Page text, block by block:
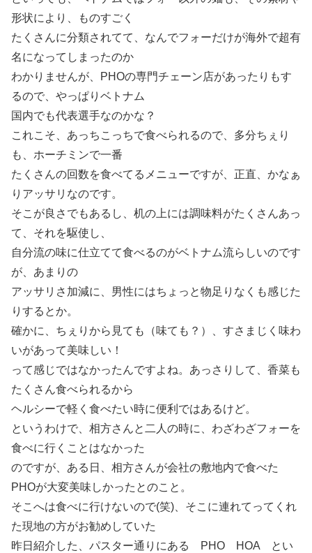
形状により、ものすごく
たくさんに分類されてて、なんでフォーだけが海外で超有
名になってしまったのか
わかりませんが、PHOの専門チェーン店があったりもす
るので、やっぱりベトナム
国内でも代表選手なのかな？
これこそ、あっちこっちで食べられるので、多分ちぇり
も、ホーチミンで一番
たくさんの回数を食べてるメニューですが、正直、かなぁ
りアッサリなのです。
そこが良さでもあるし、机の上には調味料がたくさんあっ
て、それを駆使し、
自分流の味に仕立てて食べるのがベトナム流らしいのです
が、あまりの
アッサリさ加減に、男性にはちょっと物足りなくも感じた
りするとか。
確かに、ちぇりから見ても（味ても？）、すさまじく味わ
いがあって美味しい！
って感じではなかったんですよね。あっさりして、香菜も
たくさん食べられるから
ヘルシーで軽く食べたい時に便利ではあるけど。
というわけで、相方さんと二人の時に、わざわざフォーを
食べに行くことはなかった
のですが、ある日、相方さんが会社の敷地内で食べた
PHOが大変美味しかったとのこと。
そこへは食べに行けないので(笑)、そこに連れてってくれ
た現地の方がお勧めしていた
昨日紹介した、パスター通りにある PHO HOA とい